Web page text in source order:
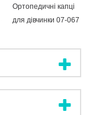
Ортопедичні капці
для дівчинки 07-067